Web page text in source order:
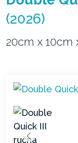
(2026)
20cm x 10cm